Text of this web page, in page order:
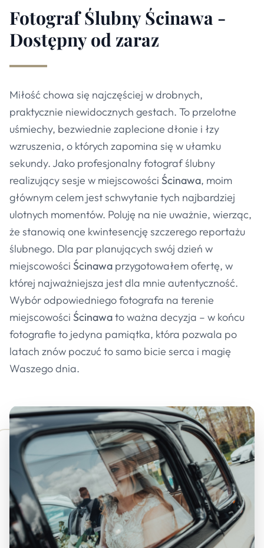
Fotograf Ślubny Ścinawa -
Dostępny od zaraz
Miłość chowa się najczęściej w drobnych,
praktycznie niewidocznych gestach. To przelotne
uśmiechy, bezwiednie zaplecione dłonie i łzy
wzruszenia, o których zapomina się w ułamku
sekundy. Jako profesjonalny fotograf ślubny
realizujący sesje w miejscowości Ścinawa, moim
głównym celem jest schwytanie tych najbardziej
ulotnych momentów. Poluję na nie uważnie, wierząc,
że stanowią one kwintesencję szczerego reportażu
ślubnego. Dla par planujących swój dzień w
miejscowości Ścinawa przygotowałem ofertę, w
której najważniejsza jest dla mnie autentyczność.
Wybór odpowiedniego fotografa na terenie
miejscowości Ścinawato ważna decyzja – w końcu
fotografie to jedyna pamiątka, która pozwala po
latach znów poczuć to samo bicie serca i magię
Waszego dnia.